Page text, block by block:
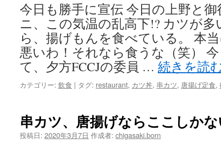
今日も勝手に宣伝 今日の上野と
ニ、この気温の乱高下!? カツが
ら、揚げもんを食べている。 本
悪いわ！それなら食うな（笑）
て、夕方FCCJの委員 … 続きを読
カテゴリー: 飲食 | タグ: restaurant, カツ丼, 串カツ, 唐揚げ定食,
串カツ、唐揚げならここしか
投稿日: 2020年3月7日 作成者: chigasaki.born